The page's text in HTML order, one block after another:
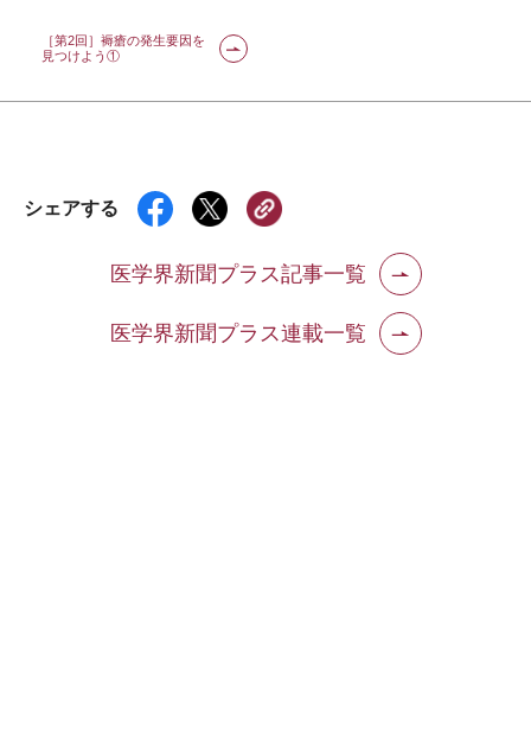
［第2回］褥瘡の発生要因を
見つけよう①
シェアする
医学界新聞プラス記事一覧
医学界新聞プラス連載一覧